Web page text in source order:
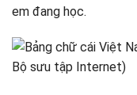
em đang học.